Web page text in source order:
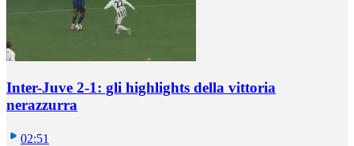
Inter-Juve 2-1: gli highlights della vittoria
nerazzurra
02:51